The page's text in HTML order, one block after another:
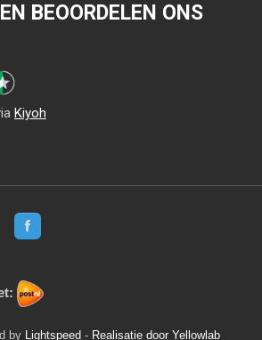
BEOORDELEN ONS
Kiyoh
by Lightspeed - Realisatie door Yellowlab